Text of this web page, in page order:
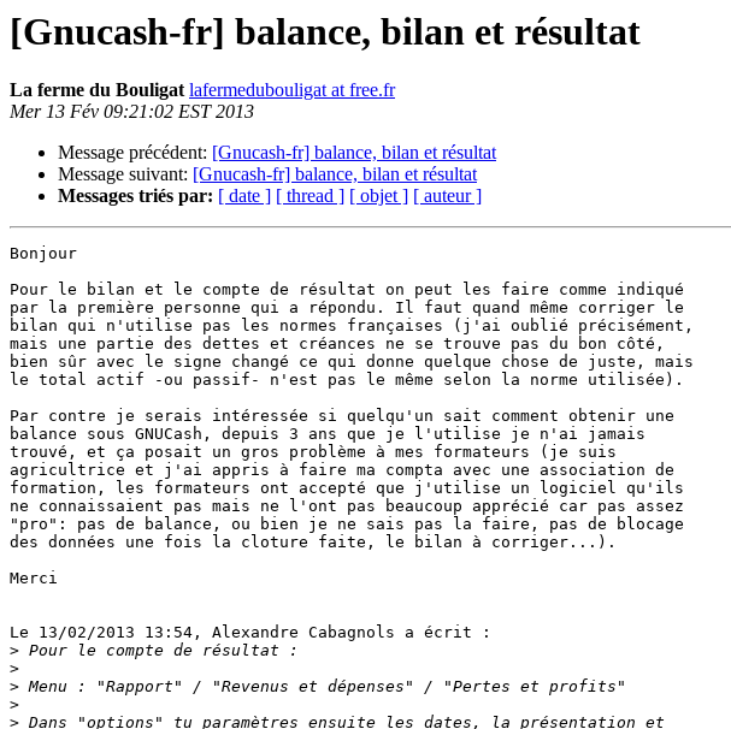
[Gnucash-fr] balance, bilan et résultat
La ferme du Bouligatlafermedubouligat at free.fr
Mer 13 Fév 09:21:02 EST 2013
Message précédent: [Gnucash-fr] balance, bilan et résultat
Message suivant: [Gnucash-fr] balance, bilan et résultat
Messages triés par: [ date ] [ thread ] [ objet ] [ auteur ]
Bonjour
Pour le bilan et le compte de résultat on peut les faire comme indiqué
par la première personne qui a répondu. Il faut quand même corriger le
bilan qui n'utilise pas les normes françaises (j'ai oublié précisément,
mais une partie des dettes et créances ne se trouve pas du bon côté,
bien sûr avec le signe changé ce qui donne quelque chose de juste, mais
le total actif -ou passif- n'est pas le même selon la norme utilisée).
Par contre je serais intéressée si quelqu'un sait comment obtenir une
balance sous GNUCash, depuis 3 ans que je l'utilise je n'ai jamais
trouvé, et ça posait un gros problème à mes formateurs (je suis
agricultrice et j'ai appris à faire ma compta avec une association de
formation, les formateurs ont accepté que j'utilise un logiciel qu'ils
ne connaissaient pas mais ne l'ont pas beaucoup apprécié car pas assez
"pro": pas de balance, ou bien je ne sais pas la faire, pas de blocage
des données une fois la cloture faite, le bilan à corriger...).
Merci
Le 13/02/2013 13:54, Alexandre Cabagnols a écrit :
>
>
>
>
>